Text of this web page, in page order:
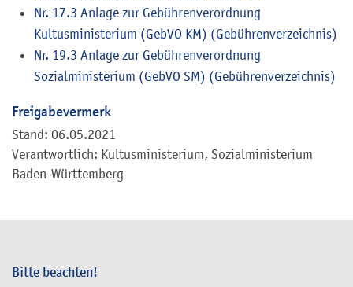
Bitte beachten!
Nr. 17.3 Anlage zur Gebührenverordnung
Kultusministerium (GebVO KM) (Gebührenverzeichnis)
Nr. 19.3 Anlage zur Gebührenverordnung
Sozialministerium (GebVO SM) (Gebührenverzeichnis)
Freigabevermerk
Stand: 06.05.2021
Verantwortlich: Kultusministerium, Sozialministerium
Baden-Württemberg